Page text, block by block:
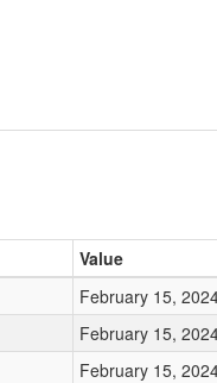
Value
February 15,
February 15,
February 15,